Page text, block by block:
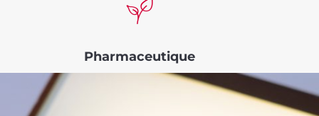
Pharmaceutique